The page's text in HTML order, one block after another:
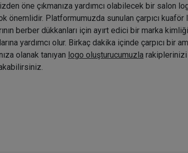
öne çıkmanıza yardımcı olabilecek bir salon
önemlidir. Platformumuzda sunulan çarpıcı
berber dükkanları için ayırt edici bir marka kimliği
yardımcı olur. Birkaç dakika içinde çarpıcı bir
olanak tanıyan logo oluşturucumuzla